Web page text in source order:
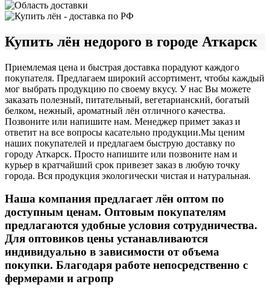
Купить лён недорого в городе Аткарск
Приемлемая цена и быстрая доставка порадуют каждого
покупателя. Предлагаем широкий ассортимент, чтобы каждый
мог выбрать продукцию по своему вкусу. У нас Вы можете
заказать полезный, питательный, вегетарианский, богатый
белком, нежный, ароматный лён отличного качества.
Позвоните или напишите нам. Менеджер примет заказ и
ответит на все вопросы касательно продукции.Мы ценим
наших покупателей и предлагаем быструю доставку по
городу Аткарск. Просто напишите или позвоните нам и
курьер в кратчайший срок привезет заказ в любую точку
города. Вся продукция экологически чистая и натуральная.
Наша компания предлагает лён оптом по
доступным ценам. Оптовым покупателям
предлагаются удобные условия сотрудничества.
Для оптовиков цены устанавливаются
индивидуально в зависимости от объема
покупки. Благодаря работе непосредственно с
фермерами и агропр